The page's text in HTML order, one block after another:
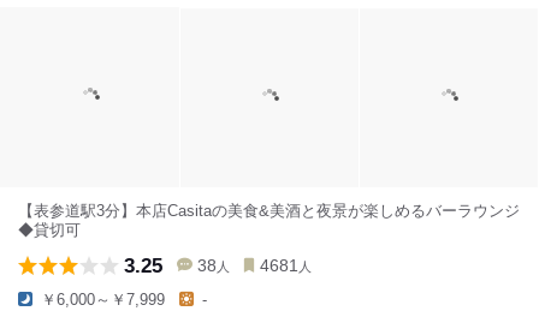
【表参道駅3分】本店Casitaの美食&美酒と夜景が楽しめるバーラウンジ
◆貸切可
3.25 38 人 4681 人
￥6,000～￥7,999 -